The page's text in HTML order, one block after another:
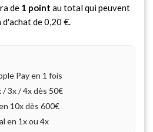
de 1 point au total qui peuvent
d'achat de0,20 €.
Pay en 1 fois
/ 3x / 4x dès 50€
10x dès 600€
en 1x ou 4x